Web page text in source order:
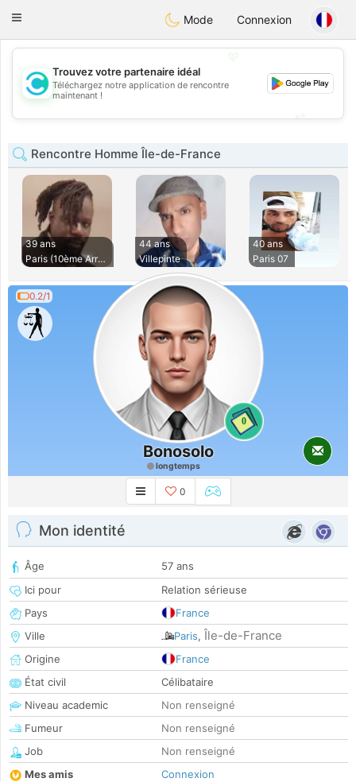
olombiaCitas
Toggle
Mode Connexion
💖
💕
Trouvez votre partenaire idéal
Téléchargez notre application de rencontre
maintenant !
Rencontre Homme Île-de-France
39 ans
Paris (10ème Arron
44 ans
Villepinte
40 ans
Paris 07
0.2/1
0
Bonosolo
longtemps
0
Mon identité
Âge
57 ans
Ici pour
Relation sérieuse
Pays
France
Ville
Paris, Île-de-France
Origine
France
État civil
Célibataire
Niveau academic
Non renseigné
Fumeur
Non renseigné
Job
Non renseigné
Mes amis
Connexion